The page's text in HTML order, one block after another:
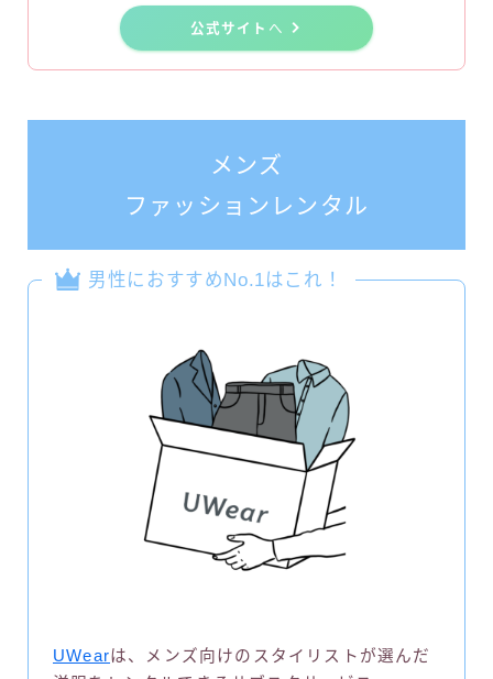
公式サイト へ
メンズ
ファッションレンタル
男性におすすめNo.1はこれ！
UWearは、メンズ向けのスタイリストが選んだ